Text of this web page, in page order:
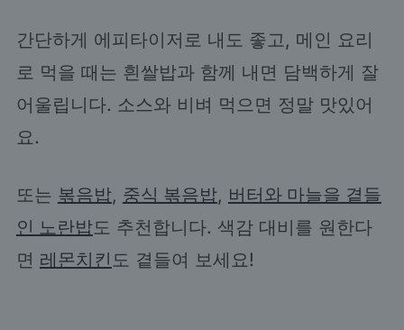
간단하게 에피타이저로 내도 좋고, 메인 요리
로 먹을 때는 흰쌀밥과 함께 내면 담백하게 잘
어울립니다. 소스와 비벼 먹으면 정말 맛있어
요.
또는 볶음밥, 중식 볶음밥, 버터와 마늘을 곁들
인 노란밥도 추천합니다. 색감 대비를 원한다
면 레몬치킨도 곁들여 보세요!